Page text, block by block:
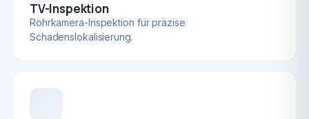
TV-Inspektion
Rohrkamera-Inspektion für präzise
Schadenslokalisierung.